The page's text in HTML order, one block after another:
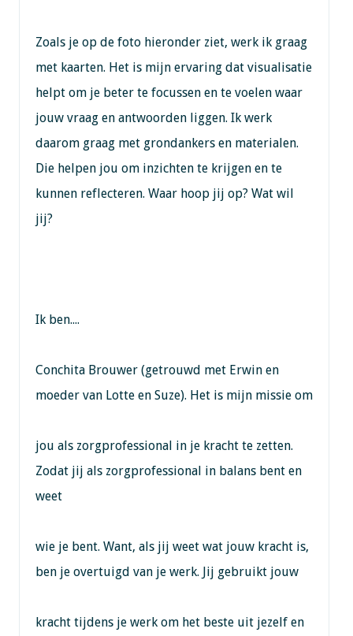
Zoals je op de foto hieronder ziet, werk ik graag
met kaarten. Het is mijn ervaring dat visualisatie
helpt om je beter te focussen en te voelen waar
jouw vraag en antwoorden liggen. Ik werk
daarom graag met grondankers en materialen.
Die helpen jou om inzichten te krijgen en te
kunnen reflecteren. Waar hoop jij op? Wat wil
jij?
Ik ben....
Conchita Brouwer (getrouwd met Erwin en
moeder van Lotte en Suze). Het is mijn missie om
jou als zorgprofessional in je kracht te zetten.
Zodat jij als zorgprofessional in balans bent en
weet
wie je bent. Want, als jij weet wat jouw kracht is,
ben je overtuigd van je werk. Jij gebruikt jouw
kracht tijdens je werk om het beste uit jezelf en